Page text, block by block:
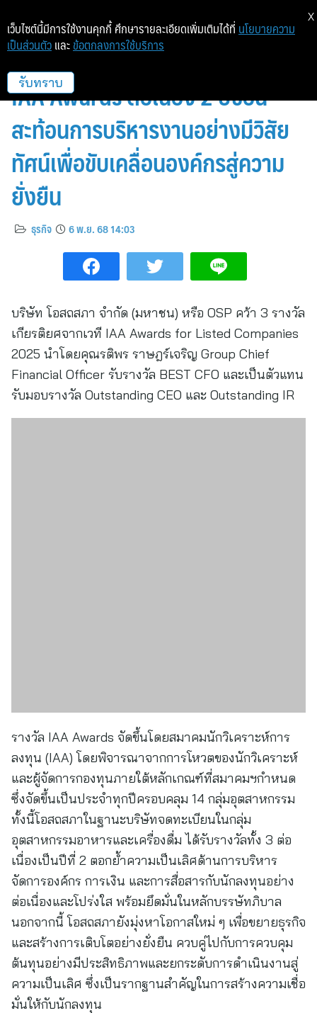
‘โอสถสภา’ คว้า 3 รางวัลจากเวที
IAA Awards ต่อเนื่อง 2 ปีซ้อน
สะท้อนการบริหารงานอย่างมีวิสัย
ทัศน์เพื่อขับเคลื่อนองค์กรสู่ความ
ยั่งยืน
ธุรกิจ 6 พ.ย. 68 14:03
บริษัท โอสถสภา จำกัด (มหาชน) หรือ OSP คว้า 3 รางวัล
เกียรติยศจากเวที IAA Awards for Listed Companies
2025 นำโดยคุณรติพร ราษฎร์เจริญ Group Chief
Financial Officer รับรางวัล BEST CFO และเป็นตัวแทน
รับมอบรางวัล Outstanding CEO และ Outstanding IR
รางวัล IAA Awards จัดขึ้นโดยสมาคมนักวิเคราะห์การ
ลงทุน (IAA) โดยพิจารณาจากการโหวตของนักวิเคราะห์
และผู้จัดการกองทุนภายใต้หลักเกณฑ์ที่สมาคมฯกำหนด
ซึ่งจัดขึ้นเป็นประจำทุกปีครอบคลุม 14 กลุ่มอุตสาหกรรม
ทั้งนี้โอสถสภาในฐานะบริษัทจดทะเบียนในกลุ่ม
อุตสาหกรรมอาหารและเครื่องดื่ม ได้รับรางวัลทั้ง 3 ต่อ
เนื่องเป็นปีที่ 2 ตอกย้ำความเป็นเลิศด้านการบริหาร
จัดการองค์กร การเงิน และการสื่อสารกับนักลงทุนอย่าง
ต่อเนื่องและโปร่งใส พร้อมยึดมั่นในหลักบรรษัทภิบาล
นอกจากนี้ โอสถสภายังมุ่งหาโอกาสใหม่ ๆ เพื่อขยายธุรกิจ
และสร้างการเติบโตอย่างยั่งยืน ควบคู่ไปกับการควบคุม
ต้นทุนอย่างมีประสิทธิภาพและยกระดับการดำเนินงานสู่
ความเป็นเลิศ ซึ่งเป็นรากฐานสำคัญในการสร้างความเชื่อ
มั่นให้กับนักลงทุน
เว็บไซต์นี้มีการใช้งานคุกกี้ ศึกษารายละเอียดเพิ่มเติมได้ที่ นโยบายความ
เป็นส่วนตัว และ ข้อตกลงการใช้บริการ
รับทราบ
X